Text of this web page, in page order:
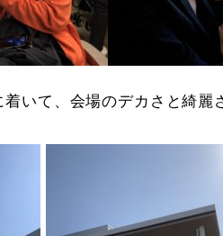
いて、会場のデカさと綺麗